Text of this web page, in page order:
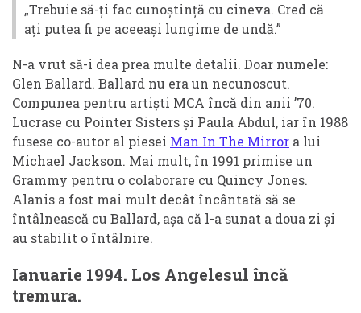
„Trebuie să-ți fac cunoștință cu cineva. Cred că
ați putea fi pe aceeași lungime de undă.”
N-a vrut să-i dea prea multe detalii. Doar numele:
Glen Ballard. Ballard nu era un necunoscut.
Compunea pentru artiști MCA încă din anii ’70.
Lucrase cu Pointer Sisters și Paula Abdul, iar în 1988
fusese co-autor al piesei Man In The Mirror a lui
Michael Jackson. Mai mult, în 1991 primise un
Grammy pentru o colaborare cu Quincy Jones.
Alanis a fost mai mult decât încântată să se
întâlnească cu Ballard, așa că l-a sunat a doua zi și
au stabilit o întâlnire.
Ianuarie 1994. Los Angelesul încă
tremura.